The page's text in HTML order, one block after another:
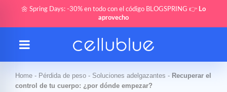
🌼 Spring Days: -30% en todo con el código BLOGSPRING 👉 Lo
aprovecho
Home - Pérdida de peso - Soluciones adelgazantes - Recuperar el
control de tu cuerpo: ¿por dónde empezar?